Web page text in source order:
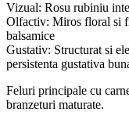
Vizual: Rosu rubiniu
Olfactiv: Miros floral si
balsamice
Gustativ: Structurat si
persistenta gustativa
Feluri principale cu
branzeturi maturate.